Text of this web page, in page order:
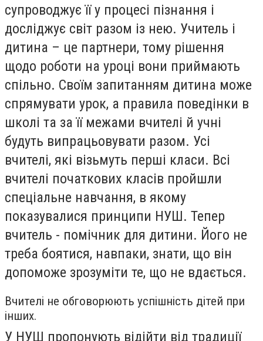
супроводжує її у процесі пізнання і
досліджує світ разом із нею. Учитель і
дитина – це партнери, тому рішення
щодо роботи на уроці вони приймають
спільно. Своїм запитанням дитина може
спрямувати урок, а правила поведінки в
школі та за її межами вчителі й учні
будуть випрацьовувати разом. Усі
вчителі, які візьмуть перші класи. Всі
вчителі початкових класів пройшли
спеціальне навчання, в якому
показувалися принципи НУШ. Тепер
вчитель - помічник для дитини. Його не
треба боятися, навпаки, знати, що він
допоможе зрозуміти те, що не вдається.
Вчителі не обговорюють успішність дітей при
інших.
У НУШ пропонують відійти від традиції